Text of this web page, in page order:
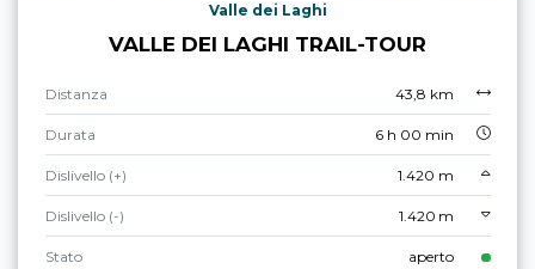
Valle dei Laghi
VALLE DEI LAGHI TRAIL-TOUR
Distanza 43,8 km
Durata 6 h 00 min
Dislivello (+) 1.420 m
Dislivello (-) 1.420 m
Stato aperto